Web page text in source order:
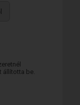
állította be.